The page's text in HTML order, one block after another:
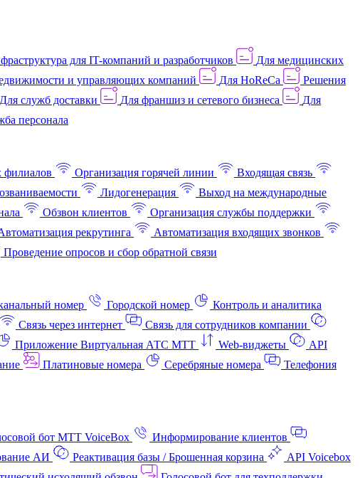
для IT-компаний и разработчиков
Для медицинских
и управляющих компаний Для HoReCa
Решения
Для служб доставки Для франшиз и сетевого бизнеса
Для
персонала
Организация горячей линии
Входящая связь
Лидогенерация
Выход на международные
Обзвон клиентов
Организация службы поддержки
рекрутинга
Автоматизация входящих звонков
Проведение опросов и сбор обратной связи
номер Городской номер
Контроль и аналитика
Связь через интернет
Связь для сотрудников компании
Приложение Виртуальная АТС МТТ Web-виджеты
API
Платиновые номера Серебряные номера
Телефония
бот МТТ VoiceBox
Информирование клиентов
АИ Реактивация базы / Брошенная корзина
API Voicebox